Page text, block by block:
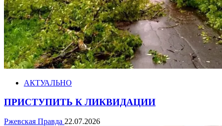
АКТУАЛЬНО
ПРИСТУПИТЬ К ЛИКВИДАЦИИ
Ржевская Правда 22.07.2026